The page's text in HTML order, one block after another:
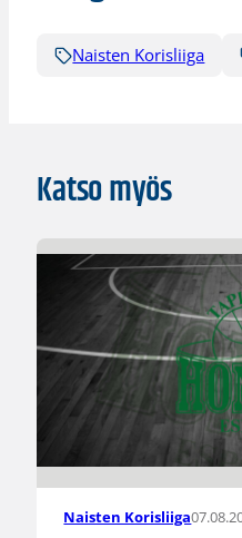
Naisten Korisliiga
Katso myös
Naisten Korisliiga